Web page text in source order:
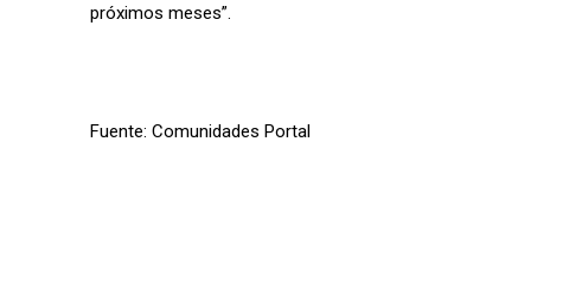
próximos meses”.
Fuente: Comunidades Portal